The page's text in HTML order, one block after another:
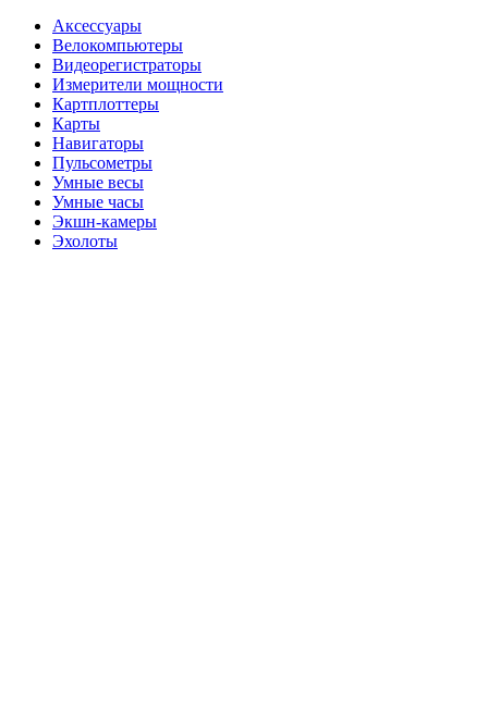
Аксессуары
Велокомпьютеры
Видеорегистраторы
Измерители мощности
Картплоттеры
Карты
Навигаторы
Пульсометры
Умные весы
Умные часы
Экшн-камеры
Эхолоты